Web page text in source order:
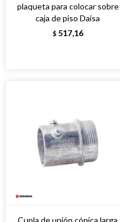
plaqueta para colocar sobre
caja de piso Daisa
$ 517,16
Cupla de unión cónica larga